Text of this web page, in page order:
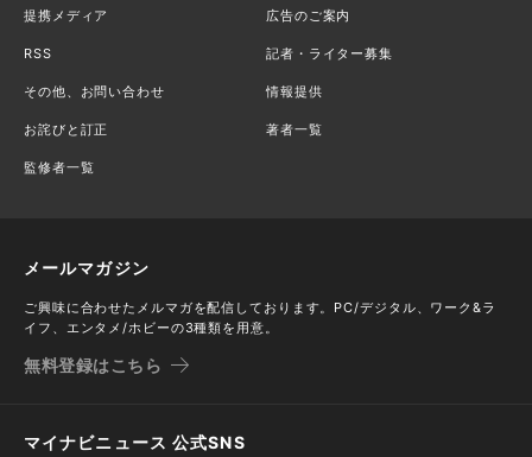
提携メディア 広告のご案内
RSS 記者・ライター募集
その他、お問い合わせ 情報提供
お詫びと訂正 著者一覧
監修者一覧
メールマガジン
ご興味に合わせたメルマガを配信しております。PC/デジタル、ワーク&ラ
イフ、エンタメ/ホビーの3種類を用意。
無料登録はこちら
マイナビニュース 公式SNS